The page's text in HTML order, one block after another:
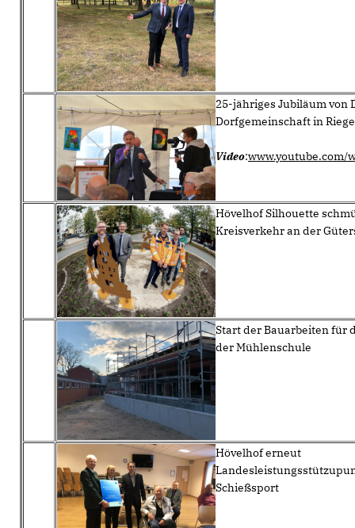
25-jähriges Jubiläum von
Dorfgemeinschaft in Riege
Video:www.youtube.com/
Hövelhof Silhouette
Kreisverkehr an der
Start der Bauarbeiten für
der Mühlenschule
Hövelhof erneut
Schießsport